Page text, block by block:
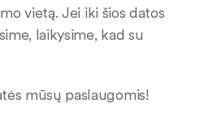
vietą. Jei iki šios datos
laikysime, kad su
mūsų paslaugomis!